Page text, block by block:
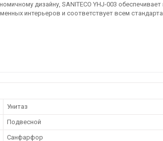
дизайну, SANITECO YHJ-003
интерьеров и соответствует всем
Унитаз
Подвесной
Санфарфор